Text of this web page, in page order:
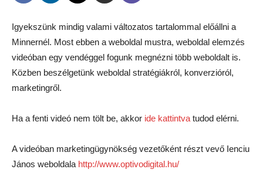
Igyekszünk mindig valami változatos tartalommal előállni a
Minnernél. Most ebben a weboldal mustra, weboldal elemzés
videóban egy vendéggel fogunk megnézni több weboldalt is.
Közben beszélgetünk weboldal stratégiákról, konverzióról,
marketingről.
Ha a fenti videó nem tölt be, akkor ide kattintva tudod elérni.
A videóban marketingügynökség vezetőként részt vevő Ienciu
János weboldala http://www.optivodigital.hu/